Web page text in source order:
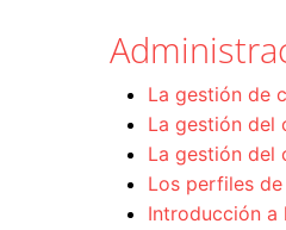
La gestión de
La gestión del
La gestión del
Los perfiles
Introducción a